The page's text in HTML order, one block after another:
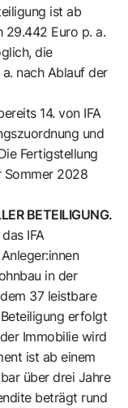
ist ab
29.442 Euro p. a.
die
nach Ablauf der
14. von IFA
und
Fertigstellung
Sommer 2028
BETEILIGUNG.
IFA
in der
37 leistbare
erfolgt
Immobilie wird
ist ab einem
über drei Jahre
beträgt rund